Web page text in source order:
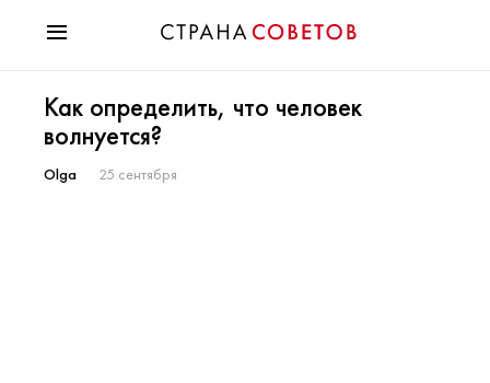
Мода
Звезды
Гороскопы
Как определить, что человек
волнуется?
Olga 25 сентября